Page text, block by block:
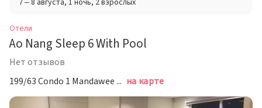
7 – 8 августа, 1 ночь, 2 взрослых
Отели
Ao Nang Sleep 6 With Pool
Нет отзывов
199/63 Condo 1 Mandawee Resort & Spa Moo 2, 83100 Ao Nang Beach, Thailand, Ао Нанг на карте